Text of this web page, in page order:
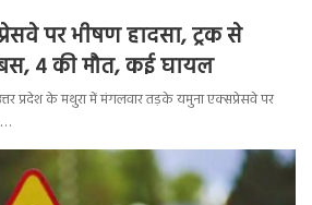
पर भीषण हादसा, ट्रक से
4 की मौत, कई घायल
प्रदेश के मथुरा में मंगलवार तड़के यमुना एक्सप्रेसवे पर